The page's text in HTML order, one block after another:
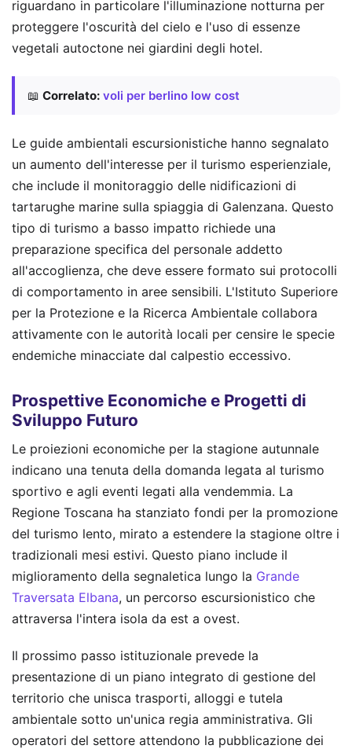
riguardano in particolare l'illuminazione notturna per
proteggere l'oscurità del cielo e l'uso di essenze
vegetali autoctone nei giardini degli hotel.
📖 Correlato: voli per berlino low cost
Le guide ambientali escursionistiche hanno segnalato
un aumento dell'interesse per il turismo esperienziale,
che include il monitoraggio delle nidificazioni di
tartarughe marine sulla spiaggia di Galenzana. Questo
tipo di turismo a basso impatto richiede una
preparazione specifica del personale addetto
all'accoglienza, che deve essere formato sui protocolli
di comportamento in aree sensibili. L'Istituto Superiore
per la Protezione e la Ricerca Ambientale collabora
attivamente con le autorità locali per censire le specie
endemiche minacciate dal calpestio eccessivo.
Prospettive Economiche e Progetti di
Sviluppo Futuro
Le proiezioni economiche per la stagione autunnale
indicano una tenuta della domanda legata al turismo
sportivo e agli eventi legati alla vendemmia. La
Regione Toscana ha stanziato fondi per la promozione
del turismo lento, mirato a estendere la stagione oltre i
tradizionali mesi estivi. Questo piano include il
miglioramento della segnaletica lungo la Grande
Traversata Elbana, un percorso escursionistico che
attraversa l'intera isola da est a ovest.
Il prossimo passo istituzionale prevede la
presentazione di un piano integrato di gestione del
territorio che unisca trasporti, alloggi e tutela
ambientale sotto un'unica regia amministrativa. Gli
operatori del settore attendono la pubblicazione dei